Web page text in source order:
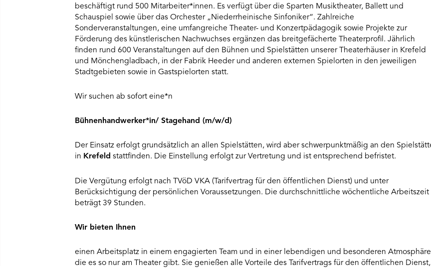
beschäftigt rund 500 Mitarbeiter*innen. Es verfügt über die Sparten Musiktheater, Ballett und
Schauspiel sowie über das Orchester „Niederrheinische Sinfoniker“. Zahlreiche
Sonderveranstaltungen, eine umfangreiche Theater- und Konzertpädagogik sowie Projekte zur
Förderung des künstlerischen Nachwuchses ergänzen das breitgefächerte Theaterprofil. Jährlich
finden rund 600 Veranstaltungen auf den Bühnen und Spielstätten unserer Theaterhäuser in Krefeld
und Mönchengladbach, in der Fabrik Heeder und anderen externen Spielorten in den jeweiligen
Stadtgebieten sowie in Gastspielorten statt.
Wir suchen ab sofort eine*n
Bühnenhandwerker*in/ Stagehand (m/w/d)
Der Einsatz erfolgt grundsätzlich an allen Spielstätten, wird aber schwerpunktmäßig an den
in Krefeld stattfinden. Die Einstellung erfolgt zur Vertretung und ist entsprechend befristet.
Die Vergütung erfolgt nach TVöD VKA (Tarifvertrag für den öffentlichen Dienst) und unter
Berücksichtigung der persönlichen Voraussetzungen. Die durchschnittliche wöchentliche Arbeitszeit
beträgt 39 Stunden.
Wir bieten Ihnen
einen Arbeitsplatz in einem engagierten Team und in einer lebendigen und besonderen
die es so nur am Theater gibt. Sie genießen alle Vorteile des Tarifvertrags für den öffentlichen Dienst,